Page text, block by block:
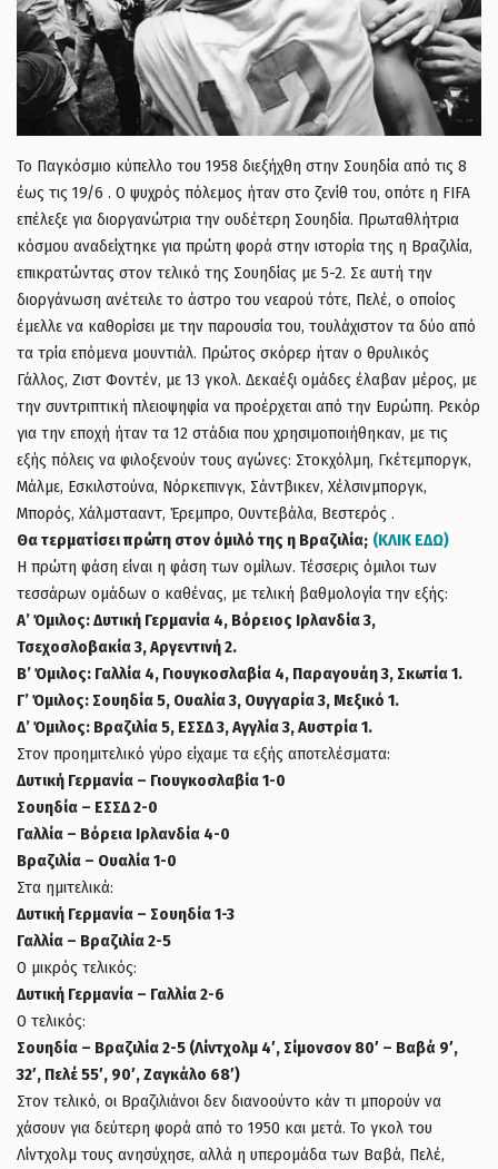
Το Παγκόσμιο κύπελλο του 1958 διεξήχθη στην Σουηδία από τις 8
έως τις 19/6 . Ο ψυχρός πόλεμος ήταν στο ζενίθ του, οπότε η FIFA
επέλεξε για διοργανώτρια την ουδέτερη Σουηδία. Πρωταθλήτρια
κόσμου αναδείχτηκε για πρώτη φορά στην ιστορία της η Βραζιλία,
επικρατώντας στον τελικό της Σουηδίας με 5-2. Σε αυτή την
διοργάνωση ανέτειλε το άστρο του νεαρού τότε, Πελέ, ο οποίος
έμελλε να καθορίσει με την παρουσία του, τουλάχιστον τα δύο από
τα τρία επόμενα μουντιάλ. Πρώτος σκόρερ ήταν ο θρυλικός
Γάλλος, Ζιστ Φοντέν, με 13 γκολ. Δεκαέξι ομάδες έλαβαν μέρος, με
την συντριπτική πλειοψηφία να προέρχεται από την Ευρώπη. Ρεκόρ
για την εποχή ήταν τα 12 στάδια που χρησιμοποιήθηκαν, με τις
εξής πόλεις να φιλοξενούν τους αγώνες: Στοκχόλμη, Γκέτεμποργκ,
Μάλμε, Εσκιλστούνα, Νόρκεπινγκ, Σάντβικεν, Χέλσινμποργκ,
Μπορός, Χάλμστααντ, Έρεμπρο, Ουντεβάλα, Βεστερός .
Θα τερματίσει πρώτη στον όμιλό της η Βραζιλία; (ΚΛΙΚ ΕΔΩ)
Η πρώτη φάση είναι η φάση των ομίλων. Τέσσερις όμιλοι των
τεσσάρων ομάδων ο καθένας, με τελική βαθμολογία την εξής:
Α’ Όμιλος: Δυτική Γερμανία 4, Βόρειος Ιρλανδία 3,
Τσεχοσλοβακία 3, Αργεντινή 2.
Β’ Όμιλος: Γαλλία 4, Γιουγκοσλαβία 4, Παραγουάη 3, Σκωτία 1.
Γ’ Όμιλος: Σουηδία 5, Ουαλία 3, Ουγγαρία 3, Μεξικό 1.
Δ’ Όμιλος: Βραζιλία 5, ΕΣΣΔ 3, Αγγλία 3, Αυστρία 1.
Στον προημιτελικό γύρο είχαμε τα εξής αποτελέσματα:
Δυτική Γερμανία – Γιουγκοσλαβία 1-0
Σουηδία – ΕΣΣΔ 2-0
Γαλλία – Βόρεια Ιρλανδία 4-0
Βραζιλία – Ουαλία 1-0
Στα ημιτελικά:
Δυτική Γερμανία – Σουηδία 1-3
Γαλλία – Βραζιλία 2-5
Ο μικρός τελικός:
Δυτική Γερμανία – Γαλλία 2-6
Ο τελικός:
Σουηδία – Βραζιλία 2-5 (Λίντχολμ 4′, Σίμονσον 80′ – Βαβά 9′,
32′, Πελέ 55′, 90′, Ζαγκάλο 68′)
Στον τελικό, οι Βραζιλιάνοι δεν διανοούντο κάν τι μπορούν να
χάσουν για δεύτερη φορά από το 1950 και μετά. Το γκολ του
Λίντχολμ τους ανησύχησε, αλλά η υπερομάδα των Βαβά, Πελέ,